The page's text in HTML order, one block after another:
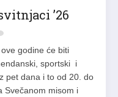
’26
godine će biti
sportski i
pet dana i to od 20. do
Svečanom misom i